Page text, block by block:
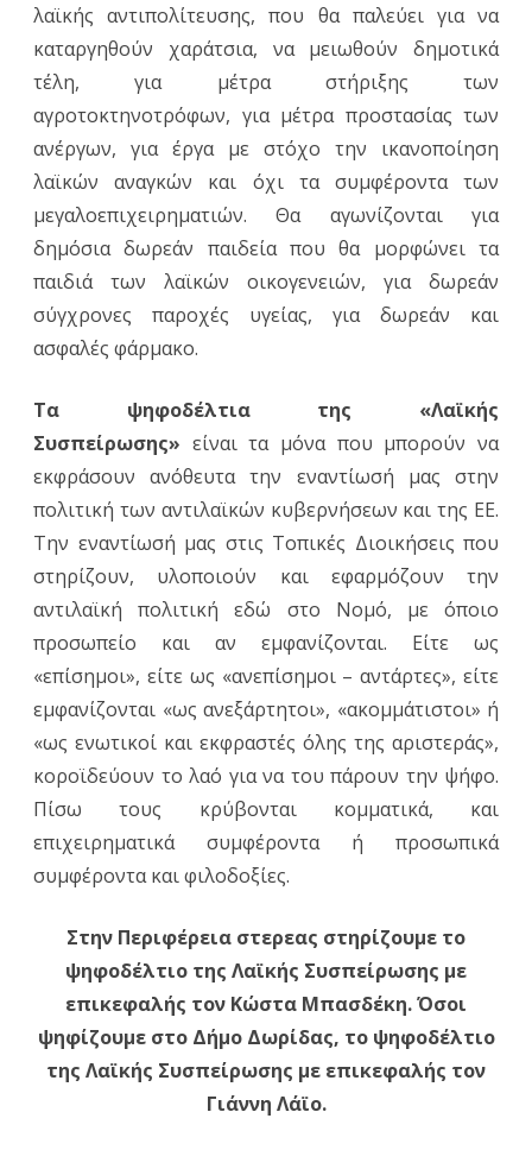
λαϊκής αντιπολίτευσης, που θα παλεύει για να
καταργηθούν χαράτσια, να μειωθούν δημοτικά
τέλη, για μέτρα στήριξης των
αγροτοκτηνοτρόφων, για μέτρα προστασίας των
ανέργων, για έργα με στόχο την ικανοποίηση
λαϊκών αναγκών και όχι τα συμφέροντα των
μεγαλοεπιχειρηματιών. Θα αγωνίζονται για
δημόσια δωρεάν παιδεία που θα μορφώνει τα
παιδιά των λαϊκών οικογενειών, για δωρεάν
σύγχρονες παροχές υγείας, για δωρεάν και
ασφαλές φάρμακο.
Τα ψηφοδέλτια της «Λαϊκής
Συσπείρωσης» είναι τα μόνα που μπορούν να
εκφράσουν ανόθευτα την εναντίωσή μας στην
πολιτική των αντιλαϊκών κυβερνήσεων και της ΕΕ.
Την εναντίωσή μας στις Τοπικές Διοικήσεις που
στηρίζουν, υλοποιούν και εφαρμόζουν την
αντιλαϊκή πολιτική εδώ στο Νομό, με όποιο
προσωπείο και αν εμφανίζονται. Είτε ως
«επίσημοι», είτε ως «ανεπίσημοι – αντάρτες», είτε
εμφανίζονται «ως ανεξάρτητοι», «ακομμάτιστοι» ή
«ως ενωτικοί και εκφραστές όλης της αριστεράς»,
κοροϊδεύουν το λαό για να του πάρουν την ψήφο.
Πίσω τους κρύβονται κομματικά, και
επιχειρηματικά συμφέροντα ή προσωπικά
συμφέροντα και φιλοδοξίες.
Στην Περιφέρεια στερεας στηρίζουμε το
ψηφοδέλτιο της Λαϊκής Συσπείρωσης με
επικεφαλής τον Κώστα Μπασδέκη. Όσοι
ψηφίζουμε στο Δήμο Δωρίδας, το ψηφοδέλτιο
της Λαϊκής Συσπείρωσης με επικεφαλής τον
Γιάννη Λάϊο.